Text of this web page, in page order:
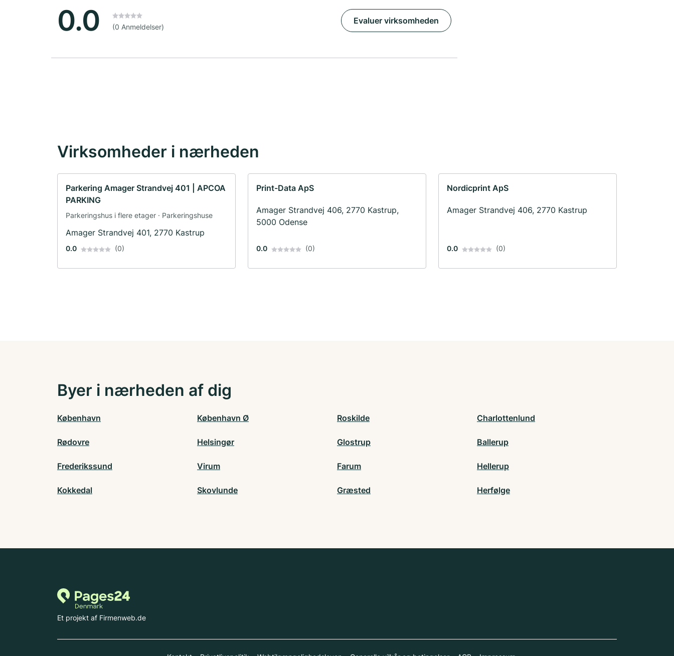
0.0 (0 Anmeldelser)
Evaluer virksomheden
Virksomheder i nærheden
Parkering Amager Strandvej 401 | APCOA
PARKING
Parkeringshus i flere etager · Parkeringshuse
Amager Strandvej 401, 2770 Kastrup
0.0 (0)
Print-Data ApS
Amager Strandvej 406, 2770 Kastrup,
5000 Odense
0.0 (0)
Nordicprint ApS
Amager Strandvej 406, 2770 Kastrup
0.0 (0)
Byer i nærheden af dig
København København Ø Roskilde Charlottenlund
Rødovre Helsingør Glostrup Ballerup
Frederikssund Virum Farum Hellerup
Kokkedal Skovlunde Græsted Herfølge
Et projekt af Firmenweb.de